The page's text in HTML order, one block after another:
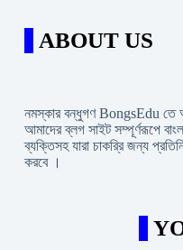
ABOUT US
নমস্কার বন্ধুগণ BongsEdu তে
আমাদের ব্লগ সাইট সম্পূর্ণরূপে
ব্যক্তিসহ যারা চাকরি্র জন্য
করবে ।